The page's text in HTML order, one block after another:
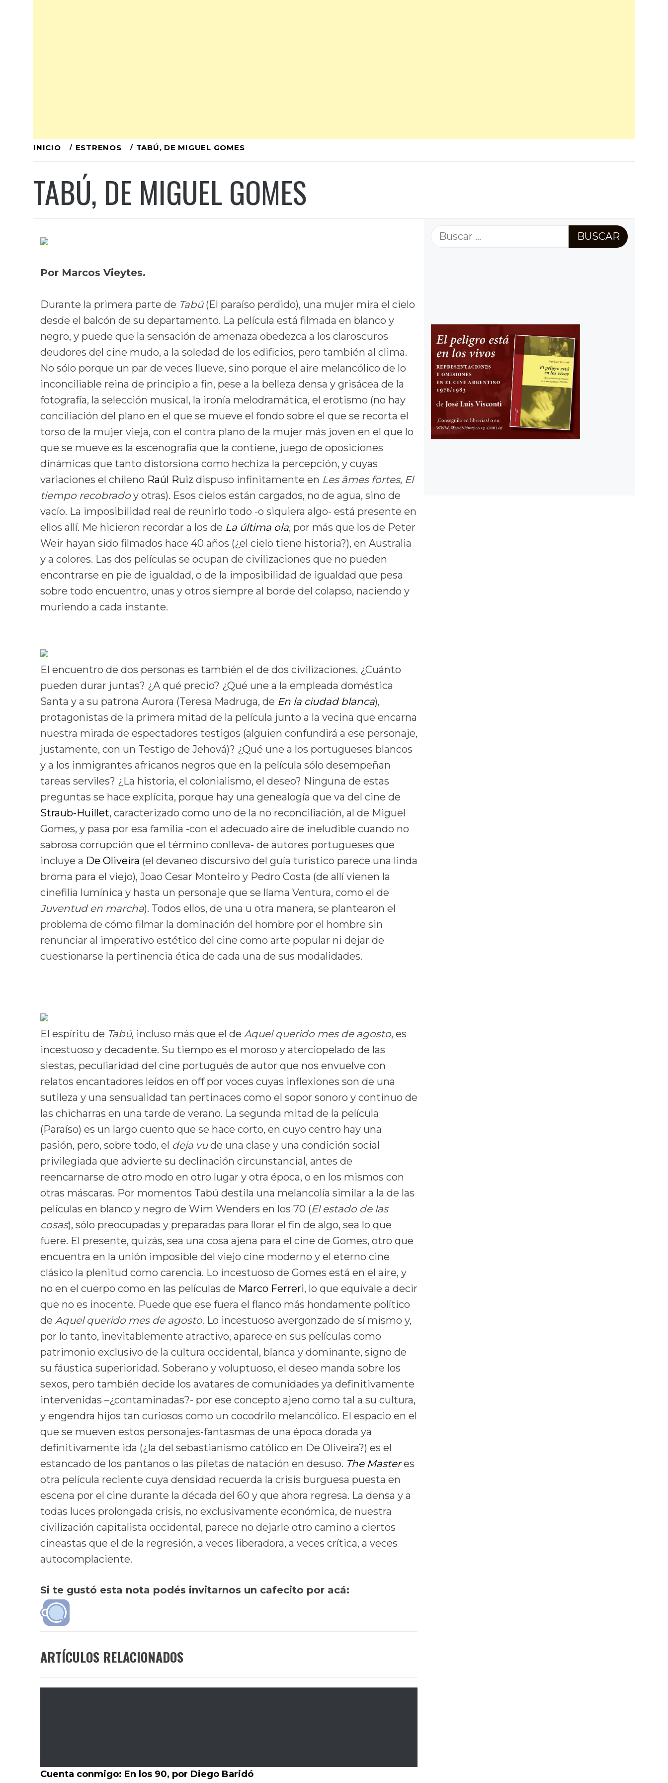
Ir
contenido
INICIO ESTRENOS TABÚ, DE MIGUEL GOMES
TABÚ, DE MIGUEL GOMES
Por Marcos Vieytes.
Durante la primera parte de Tabú (El paraíso perdido), una mujer mira el cielo
desde el balcón de su departamento. La película está filmada en blanco y
negro, y puede que la sensación de amenaza obedezca a los claroscuros
deudores del cine mudo, a la soledad de los edificios, pero también al clima.
No sólo porque un par de veces llueve, sino porque el aire melancólico de lo
inconciliable reina de principio a fin, pese a la belleza densa y grisácea de la
fotografía, la selección musical, la ironía melodramática, el erotismo (no hay
conciliación del plano en el que se mueve el fondo sobre el que se recorta el
torso de la mujer vieja, con el contra plano de la mujer más joven en el que lo
que se mueve es la escenografía que la contiene, juego de oposiciones
dinámicas que tanto distorsiona como hechiza la percepción, y cuyas
variaciones el chileno Raúl Ruiz dispuso infinitamente en Les âmes fortes, El
tiempo recobradoy otras). Esos cielos están cargados, no de agua, sino de
vacío. La imposibilidad real de reunirlo todo -o siquiera algo- está presente en
ellos allí. Me hicieron recordar a los de La última ola, por más que los de Peter
Weir hayan sido filmados hace 40 años (¿el cielo tiene historia?), en Australia
y a colores. Las dos películas se ocupan de civilizaciones que no pueden
encontrarse en pie de igualdad, o de la imposibilidad de igualdad que pesa
sobre todo encuentro, unas y otros siempre al borde del colapso, naciendo y
muriendo a cada instante.
El encuentro de dos personas es también el de dos civilizaciones. ¿Cuánto
pueden durar juntas? ¿A qué precio? ¿Qué une a la empleada doméstica
Santa y a su patrona Aurora (Teresa Madruga, de En la ciudad blanca),
protagonistas de la primera mitad de la película junto a la vecina que encarna
nuestra mirada de espectadores testigos (alguien confundirá a ese personaje,
justamente, con un Testigo de Jehová)? ¿Qué une a los portugueses blancos
y a los inmigrantes africanos negros que en la película sólo desempeñan
tareas serviles? ¿La historia, el colonialismo, el deseo? Ninguna de estas
preguntas se hace explícita, porque hay una genealogía que va del cine de
Straub-Huillet, caracterizado como uno de la no reconciliación, al de Miguel
Gomes, y pasa por esa familia -con el adecuado aire de ineludible cuando no
sabrosa corrupción que el término conlleva- de autores portugueses que
incluye a De Oliveira (el devaneo discursivo del guía turístico parece una linda
broma para el viejo), Joao Cesar Monteiro y Pedro Costa (de allí vienen la
cinefilia lumínica y hasta un personaje que se llama Ventura, como el de
Juventud en marcha). Todos ellos, de una u otra manera, se plantearon el
problema de cómo filmar la dominación del hombre por el hombre sin
renunciar al imperativo estético del cine como arte popular ni dejar de
cuestionarse la pertinencia ética de cada una de sus modalidades.
El espíritu de Tabú, incluso más que el de Aquel querido mes de agosto, es
incestuoso y decadente. Su tiempo es el moroso y aterciopelado de las
siestas, peculiaridad del cine portugués de autor que nos envuelve con
relatos encantadores leídos en off por voces cuyas inflexiones son de una
sutileza y una sensualidad tan pertinaces como el sopor sonoro y continuo de
las chicharras en una tarde de verano. La segunda mitad de la película
(Paraíso) es un largo cuento que se hace corto, en cuyo centro hay una
pasión, pero, sobre todo, el deja vude una clase y una condición social
privilegiada que advierte su declinación circunstancial, antes de
reencarnarse de otro modo en otro lugar y otra época, o en los mismos con
otras máscaras. Por momentos Tabú destila una melancolía similar a la de las
películas en blanco y negro de Wim Wenders en los 70 (El estado de las
cosas), sólo preocupadas y preparadas para llorar el fin de algo, sea lo que
fuere. El presente, quizás, sea una cosa ajena para el cine de Gomes, otro que
encuentra en la unión imposible del viejo cine moderno y el eterno cine
clásico la plenitud como carencia. Lo incestuoso de Gomes está en el aire, y
no en el cuerpo como en las películas de Marco Ferreri, lo que equivale a decir
que no es inocente. Puede que ese fuera el flanco más hondamente político
de Aquel querido mes de agosto. Lo incestuoso avergonzado de sí mismo y,
por lo tanto, inevitablemente atractivo, aparece en sus películas como
patrimonio exclusivo de la cultura occidental, blanca y dominante, signo de
su fáustica superioridad. Soberano y voluptuoso, el deseo manda sobre los
sexos, pero también decide los avatares de comunidades ya definitivamente
intervenidas –¿contaminadas?- por ese concepto ajeno como tal a su cultura,
y engendra hijos tan curiosos como un cocodrilo melancólico. El espacio en el
que se mueven estos personajes-fantasmas de una época dorada ya
definitivamente ida (¿la del sebastianismo católico en De Oliveira?) es el
estancado de los pantanos o las piletas de natación en desuso. The Masteres
otra película reciente cuya densidad recuerda la crisis burguesa puesta en
escena por el cine durante la década del 60 y que ahora regresa. La densa y a
todas luces prolongada crisis, no exclusivamente económica, de nuestra
civilización capitalista occidental, parece no dejarle otro camino a ciertos
cineastas que el de la regresión, a veces liberadora, a veces crítica, a veces
autocomplaciente.
Si te gustó esta nota podés invitarnos un cafecito por acá:
ARTÍCULOS RELACIONADOS
Cuenta conmigo: En los 90, por Diego Baridó
Buscar: